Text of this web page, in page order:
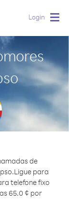
Login
de
Ligue para
telefone fixo
65.0 ¢ por